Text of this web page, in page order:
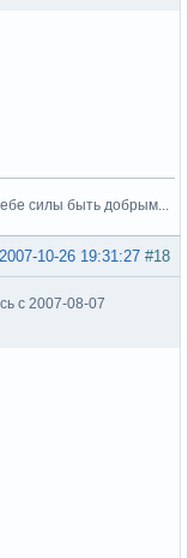
силы быть добрым...
#18
2007-10-26 19:31:27
с 2007-08-07